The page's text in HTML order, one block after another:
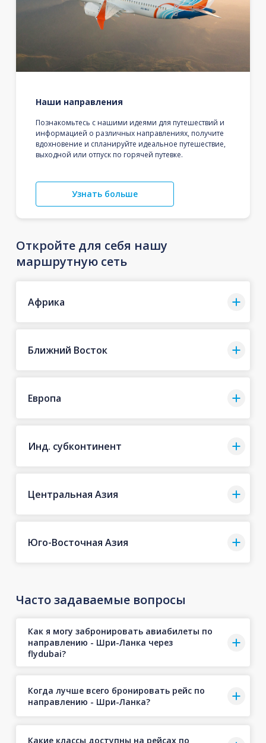
Наши направления
Познакомьтесь с нашими идеями для путешествий и
информацией о различных направлениях, получите
вдохновение и спланируйте идеальное путешествие,
выходной или отпуск по горячей путевке.
Узнать больше
Откройте для себя нашу
маршрутную сеть
Африка
Ближний Восток
Европа
Инд. субконтинент
Центральная Азия
Юго-Восточная Азия
Часто задаваемые вопросы
Как я могу забронировать авиабилеты по
направлению - Шри-Ланка через
flydubai?
Когда лучше всего бронировать рейс по
направлению - Шри-Ланка?
Какие классы доступны на рейсах по